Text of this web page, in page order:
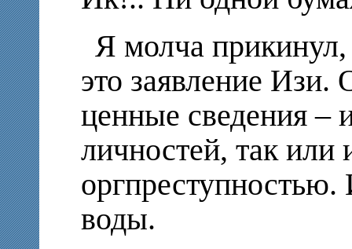
Я молча прикинул,
это заявление Изи.
ценные сведения –
личностей, так или
воды.